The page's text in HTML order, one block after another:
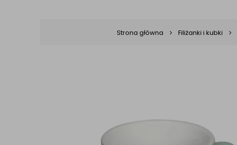
Strona główna Filiżanki i kubki